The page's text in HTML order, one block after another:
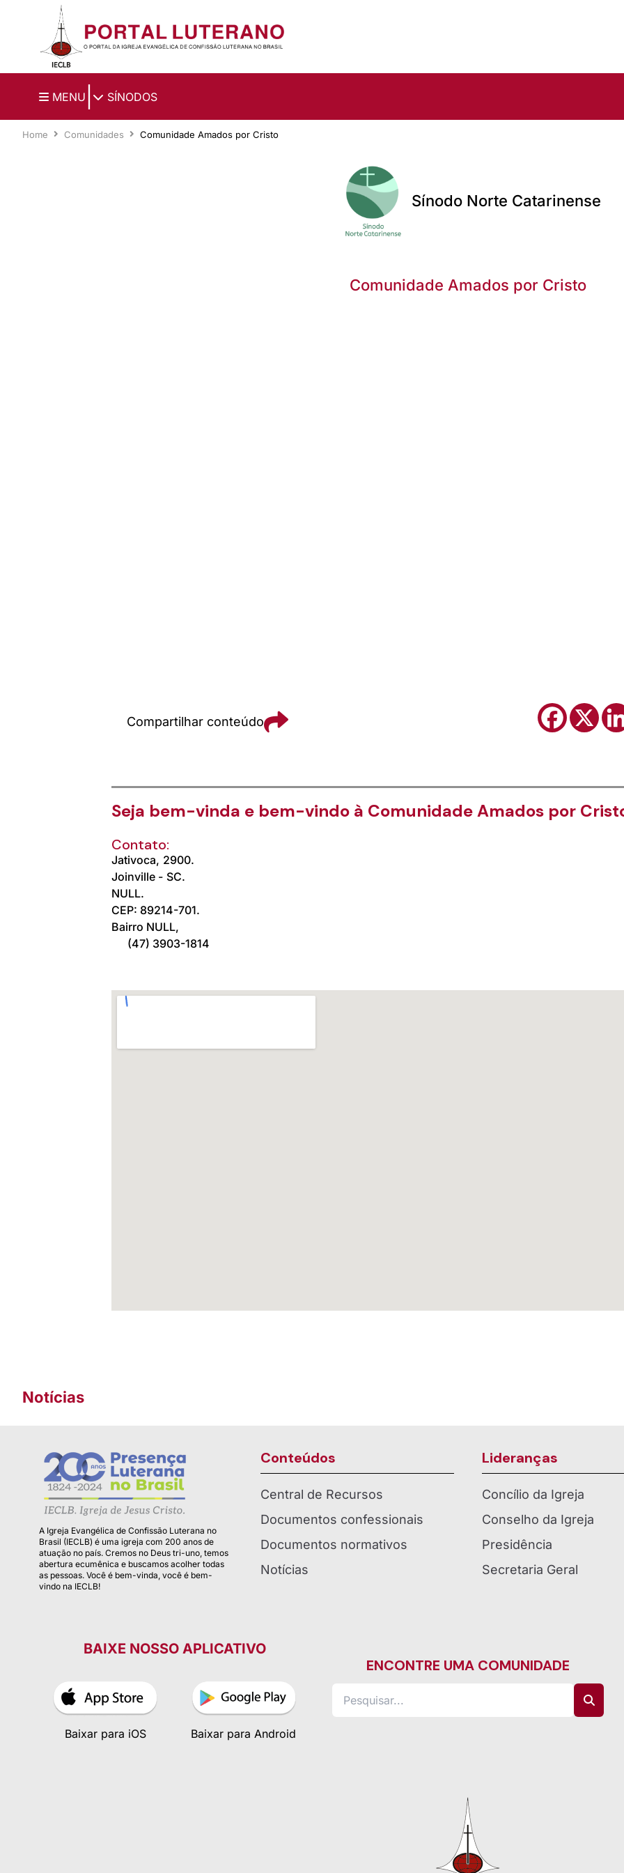
Ir para o conteúdo principal
MENU SÍNODOS
Home Comunidades Comunidade Amados por Cristo
Sínodo Norte Catarinense
Comunidade Amados por Cristo
Compartilhar conteúdo
Seja bem-vinda e bem-vindo à Comunidade Amados por
Contato:
Jativoca, 2900.
Joinville - SC.
NULL.
CEP: 89214-701.
Bairro NULL,
(47) 3903-1814
Notícias
A Igreja Evangélica de Confissão Luterana no
Brasil (IECLB) é uma igreja com 200 anos de
atuação no país. Cremos no Deus tri-uno, temos
abertura ecumênica e buscamos acolher todas
as pessoas. Você é bem-vinda, você é bem-
vindo na IECLB!
Conteúdos
Central de Recursos
Documentos confessionais
Documentos normativos
Notícias
Lideranças
Concílio da Igreja
Conselho da Igreja
Presidência
Secretaria Geral
BAIXE NOSSO APLICATIVO
Baixar para iOS Baixar para Android
ENCONTRE UMA COMUNIDADE